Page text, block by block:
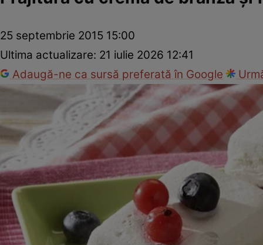
25 septembrie 2015 15:00
Ultima actualizare: 21 iulie 2026 12:41
Adaugă-ne ca sursă preferată în Google